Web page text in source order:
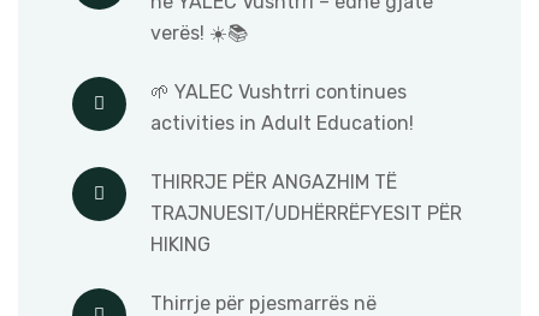
verës! ☀️📚
🌱 YALEC Vushtrri continues
activities in Adult Education!
THIRRJE PËR ANGAZHIM TË
TRAJNUESIT/UDHËRRËFYESIT PËR
HIKING
Thirrje për pjesmarrës në